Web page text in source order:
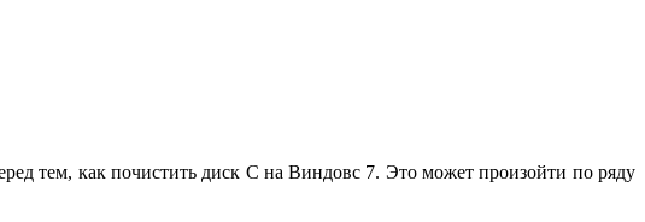
тем, как почистить диск С на Виндовс 7. Это может произойти по ряду